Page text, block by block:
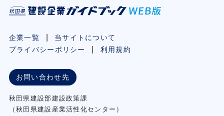
企業一覧
当サイトについて
プライバシーポリシー
利用規約
お問い合わせ先
秋⽥県建設部建設政策課
（秋⽥県建設産業活性化センター）